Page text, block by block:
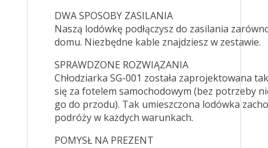
DWA SPOSOBY ZASILANIA
Naszą lodówkę podłączysz do zasilania
domu. Niezbędne kable znajdziesz w zestawie.
SPRAWDZONE ROZWIĄZANIA
Chłodziarka SG-001 została zaprojektowana
się za fotelem samochodowym (bez potrzeby
go do przodu). Tak umieszczona lodówka
podróży w każdych warunkach.
POMYSŁ NA PREZENT